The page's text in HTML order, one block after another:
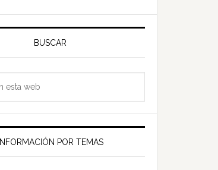
BUSCAR
INFORMACIÓN POR TEMAS